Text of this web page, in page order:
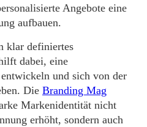
Angebote eine
aufbauen.
klar definiertes
dabei, eine
und sich von der
Die Branding Mag
Markenidentität nicht
erhöht, sondern auch